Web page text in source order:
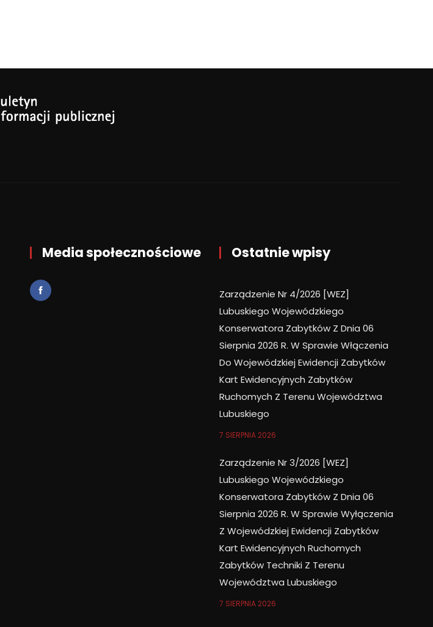
Media społecznościowe Ostatnie wpisy
Zarządzenie Nr 4/2026 [WEZ]
Lubuskiego Wojewódzkiego
Konserwatora Zabytków Z Dnia 06
Sierpnia 2026 R. W Sprawie Włączenia
Do Wojewódzkiej Ewidencji Zabytków
Kart Ewidencyjnych Zabytków
Ruchomych Z Terenu Województwa
Lubuskiego
7 SIERPNIA 2026
Zarządzenie Nr 3/2026 [WEZ]
Lubuskiego Wojewódzkiego
Konserwatora Zabytków Z Dnia 06
Sierpnia 2026 R. W Sprawie Wyłączenia
Z Wojewódzkiej Ewidencji Zabytków
Kart Ewidencyjnych Ruchomych
Zabytków Techniki Z Terenu
Województwa Lubuskiego
7 SIERPNIA 2026